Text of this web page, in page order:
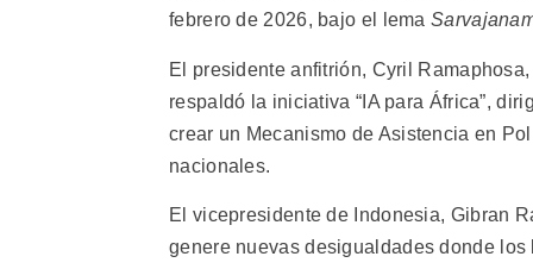
febrero de 2026, bajo el lema
El presidente anfitrión, Cyril
respaldó la iniciativa “IA para África”,
crear un Mecanismo de Asistencia en
nacionales.
El vicepresidente de Indonesia, Gibran
genere nuevas desigualdades donde